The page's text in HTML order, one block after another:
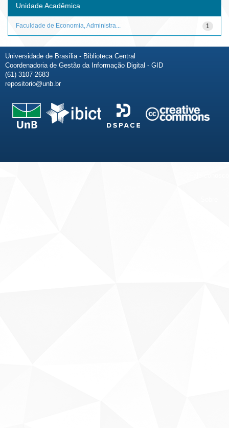
Unidade Acadêmica
1
Faculdade de Economia, Administra...
Universidade de Brasília - Biblioteca Central
Coordenadoria de Gestão da Informação Digital - GID
(61) 3107-2683
repositorio@unb.br